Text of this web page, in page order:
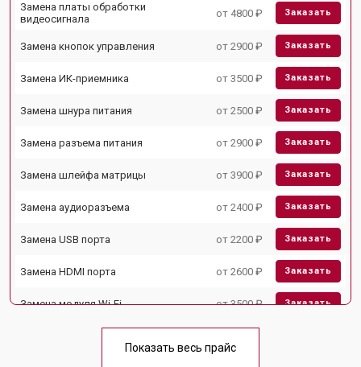
Замена платы обработки
видеосигнала
от 4800 ₽ Заказать
Замена кнопок управления от 2900 ₽ Заказать
Замена ИК-приемника от 3500 ₽ Заказать
Замена шнура питания от 2500 ₽ Заказать
Замена разъема питания от 2900 ₽ Заказать
Замена шлейфа матрицы от 3900 ₽ Заказать
Замена аудиоразъема от 2400 ₽ Заказать
Замена USB порта от 2200 ₽ Заказать
Замена HDMI порта от 2600 ₽ Заказать
Замена модуля Wi-Fi от 3500 ₽ Заказать
Показать весь прайс